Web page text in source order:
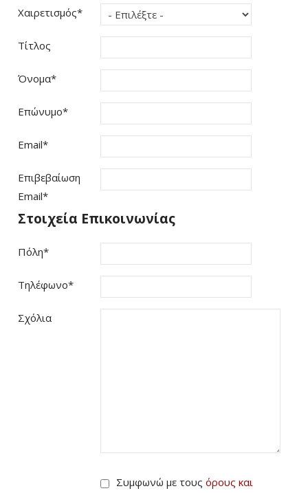
Χαιρετισμός*
Τίτλος
Όνομα*
Επώνυμο*
Email*
Επιβεβαίωση
Email*
Στοιχεία Επικοινωνίας
Πόλη*
Τηλέφωνο*
Σχόλια
Συμφωνώ με τους όρους και